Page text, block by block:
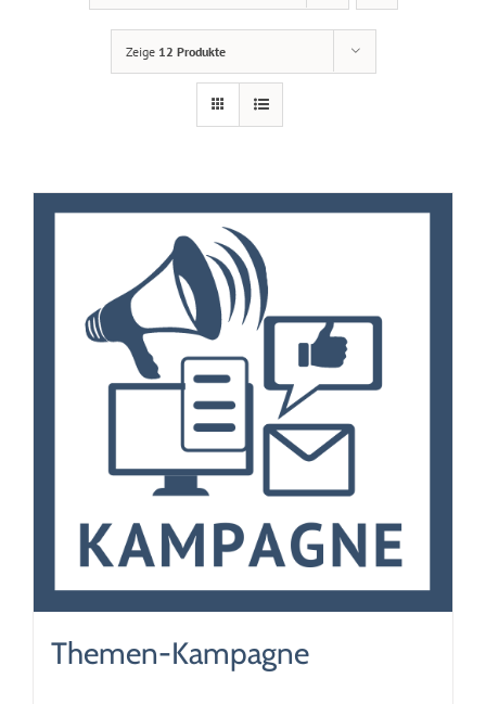
Zeige 12 Produkte
Themen-Kampagne